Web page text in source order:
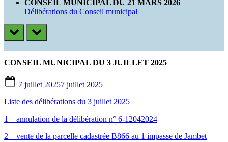
CONSEIL MUNICIPAL DU 21 MARS 2026
Délibérations du Conseil municipal
prev next
CONSEIL MUNICIPAL DU 3 JUILLET 2025
on
7 juillet 20257 juillet 2025
Liste des délibérations du 3 juillet 2025
1 – annulation de la délibération n° 6-12042024
2 – vente de la parcelle cadastrée B866 au 1 impasse de Jambet